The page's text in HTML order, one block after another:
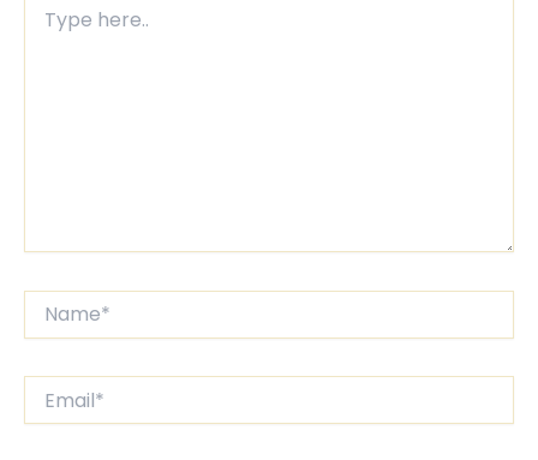
here..